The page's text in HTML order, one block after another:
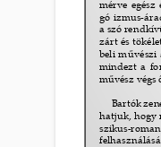
mérve egész
gó izmus-
a szó
zárt és
beli művészi
mindezt a
művész végs
Bartók
hatjuk, hogy
szikus-